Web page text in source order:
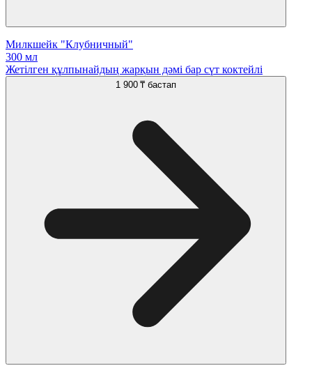
Милкшейк "Клубничный"
300 мл
Жетілген құлпынайдың жарқын дәмі бар сүт коктейлі
1 900 ₸ бастап